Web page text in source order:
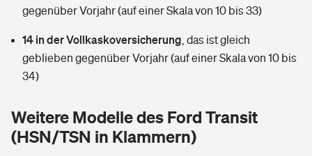
Tools
Hochwasser-Check: Wie gefährdet ist Ihr Haus?
Hundehalter-Haftpflicht
Handyversicherung
Private Cyberversicherung
Tools
Wer versichert was: Jetzt Versicherer finden
Rentenrechner: Wie viel Geld bekomme ich im Alter?
gegenüber Vorjahr (auf einer Skala von 10 bis 33)
14 in der Vollkaskoversicherung das ist gleich
geblieben gegenüber Vorjahr (auf einer Skala von 10 bis
34)
Weitere Modelle des Ford Transit
(HSN/TSN in Klammern)